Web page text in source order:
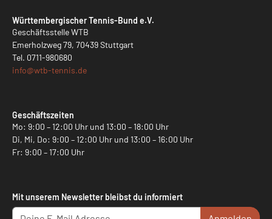
Württembergischer Tennis-Bund e.V.
Geschäftsstelle WTB
Emerholzweg 79, 70439 Stuttgart
Tel. 0711-980680
info@wtb-tennis.de
Geschäftszeiten
Mo: 9:00 – 12:00 Uhr und 13:00 – 18:00 Uhr
Di, Mi, Do: 9:00 – 12:00 Uhr und 13:00 – 16:00 Uhr
Fr: 9:00 – 17:00 Uhr
Mit unserem Newsletter bleibst du informiert